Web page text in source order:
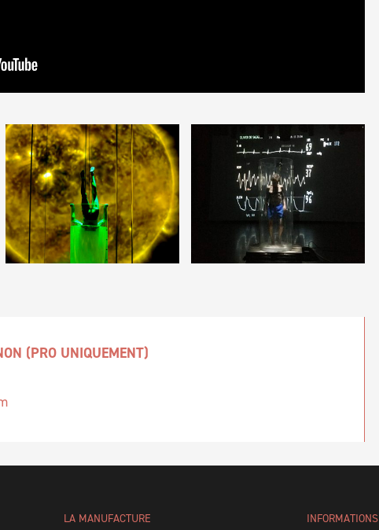
(PRO UNIQUEMENT)
LA MANUFACTURE INFORMATIONS